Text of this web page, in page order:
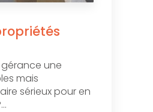
une
mais
sérieux pour en